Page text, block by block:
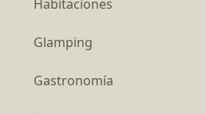
Habitaciones
Glamping
Gastronomía